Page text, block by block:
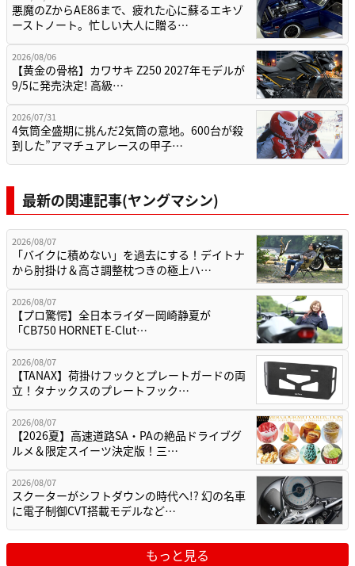
悪魔のZからAE86まで、疲れた心に蘇るエキゾ
ーストノート。忙しい大人に贈る…
2026/08/06
【黄金の骨格】カワサキ Z250 2027年モデルが
9/5に発売決定! 高級…
2026/07/31
4気筒全盛期に挑んだ2気筒の意地。600台が殺
到した”アマチュアレースの甲子…
最新の関連記事(ヤングマシン)
2026/08/07
「バイクに積めない」を過去にする！デイトナ
から肘掛け＆高さ調整枕つきの極上ハ…
2026/08/07
【プロ驚愕】全日本ライダー岡崎静夏が
「CB750 HORNET E-Clut…
2026/08/07
【TANAX】荷掛けフックとプレートガードの両
立！タナックスのプレートフック…
2026/08/07
【2026夏】高速道路SA・PAの絶品ドライブグ
ルメ＆限定スイーツ決定版！三…
2026/08/07
スクーターがシフトダウンの時代へ!? 幻の名車
に電子制御CVT搭載モデルなど…
もっと見る